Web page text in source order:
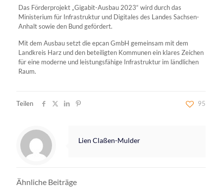
Das Förderprojekt „Gigabit-Ausbau 2023“ wird durch das
Ministerium für Infrastruktur und Digitales des Landes Sachsen-
Anhalt sowie den Bund gefördert.
Mit dem Ausbau setzt die epcan GmbH gemeinsam mit dem
Landkreis Harz und den beteiligten Kommunen ein klares Zeichen
für eine moderne und leistungsfähige Infrastruktur im ländlichen
Raum.
Teilen 95
Lien Claßen-Mulder
Ähnliche Beiträge